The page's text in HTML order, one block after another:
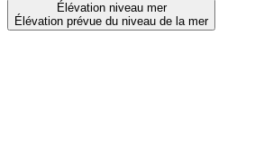
Élévation niveau mer
Élévation prévue du niveau de la mer